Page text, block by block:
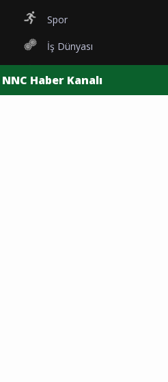
Spor
İş Dünyası
Sağlık
Haber Kanalı